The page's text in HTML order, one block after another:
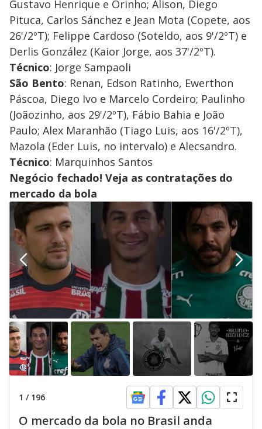
Gustavo Henrique e Orinho; Alison, Diego
Pituca, Carlos Sánchez e Jean Mota (Copete, aos
26'/2ºT); Felippe Cardoso (Soteldo, aos 9'/2ºT) e
Derlis González (Kaior Jorge, aos 37'/2ºT).
Técnico: Jorge Sampaoli
São Bento: Renan, Edson Ratinho, Ewerthon
Páscoa, Diego Ivo e Marcelo Cordeiro; Paulinho
(Joãozinho, aos 29'/2ºT), Fábio Bahia e João
Paulo; Alex Maranhão (Tiago Luis, aos 16'/2ºT),
Mazola (Eder Luis, no intervalo) e Alecsandro.
Técnico: Marquinhos Santos
Negócio fechado! Veja as contratações do
mercado da bola
1 / 196
O mercado da bola no Brasil anda